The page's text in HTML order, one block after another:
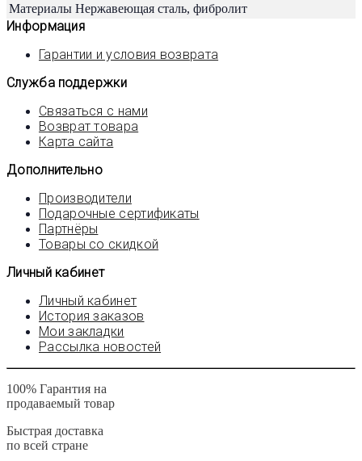
Материалы Нержавеющая сталь, фибролит
Информация
Гарантии и условия возврата
Служба поддержки
Связаться с нами
Возврат товара
Карта сайта
Дополнительно
Производители
Подарочные сертификаты
Партнёры
Товары со скидкой
Личный кабинет
Личный кабинет
История заказов
Мои закладки
Рассылка новостей
100% Гарантия на
продаваемый товар
Быстрая доставка
по всей стране